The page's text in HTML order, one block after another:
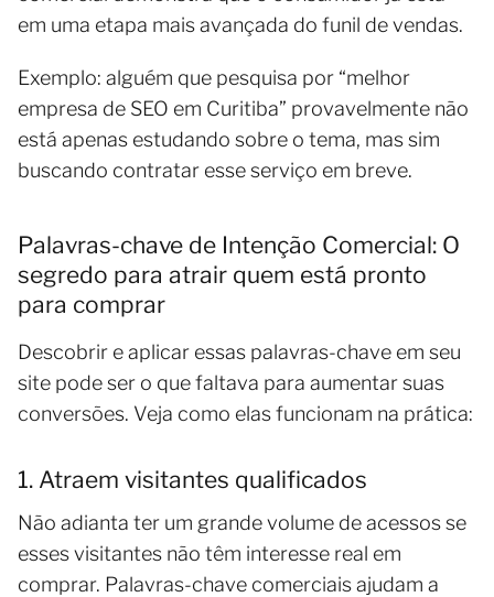
em uma etapa mais avançada do funil de vendas.
Exemplo: alguém que pesquisa por “melhor
empresa de SEO em Curitiba” provavelmente não
está apenas estudando sobre o tema, mas sim
buscando contratar esse serviço em breve.
Palavras-chave de Intenção Comercial: O
segredo para atrair quem está pronto
para comprar
Descobrir e aplicar essas palavras-chave em seu
site pode ser o que faltava para aumentar suas
conversões. Veja como elas funcionam na prática:
1. Atraem visitantes qualificados
Não adianta ter um grande volume de acessos se
esses visitantes não têm interesse real em
comprar. Palavras-chave comerciais ajudam a